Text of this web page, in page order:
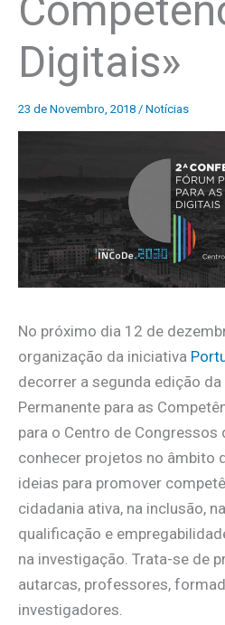
Digitais»
23 de Novembro, 2018 / Notícias
No próximo dia 12 de
organização da iniciativa
decorrer a segunda edição
Permanente para as
para o Centro de Congressos
conhecer projetos no âmbito
ideias para promover
cidadania ativa, na inclusão,
qualificação e
na investigação. Trata-se de
autarcas, professores,
investigadores.